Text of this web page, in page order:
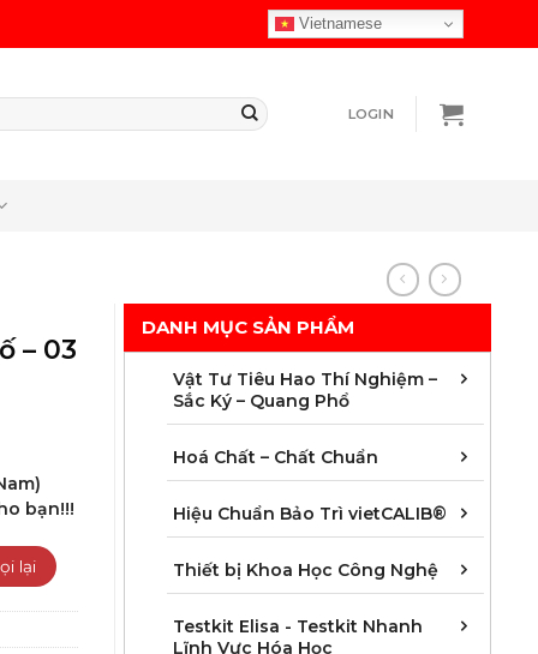
Vietnamese
LOGIN
DANH MỤC SẢN PHẨM
Vật Tư Tiêu Hao Thí Nghiệm –
Sắc Ký – Quang Phổ
Hoá Chất – Chất Chuẩn
Hiệu Chuẩn Bảo Trì vietCALIB®
Thiết bị Khoa Học Công Nghệ
Testkit Elisa - Testkit Nhanh
Lĩnh Vực Hóa Học
– 03
bạn!!!